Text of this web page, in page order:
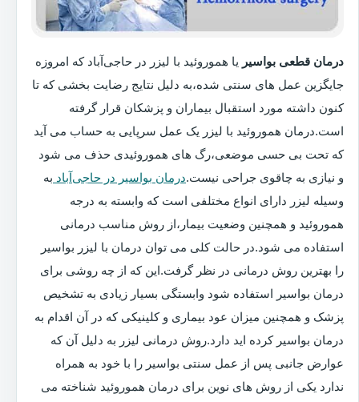
درمان قطعی بواسیر یا هموروئید با لیزر در حاجی‌آباد که امروزه
جایگزین عمل های سنتی شده،به دلیل نتایج رضایت بخشی که تا
کنون داشته مورد استقبال بیماران و پزشکان قرار گرفته
است.درمان هموروئید با لیزر یک عمل سرپایی به حساب می آید
که تحت بی حسی موضعی،رگ های هموروئیدی حذف می شود
و نیازی به چاقوی جراحی نیست.درمان بواسیر در حاجی‌آباد به
وسیله لیزر دارای انواع مختلفی است که وابسته به درجه
هموروئید و همچنین وضعیت بیمار،از روش مناسب درمانی
استفاده می شود.در حالت کلی می توان درمان با لیزر بواسیر
را بهترین روش درمانی در نظر گرفت.این که از چه روشی برای
درمان بواسیر استفاده شود وابستگی بسیار زیادی به تشخیص
پزشک و همچنین میزان عود بیماری و کلینیکی که در آن اقدام به
درمان بواسیر کرده اید دارد.روش درمانی لیزر به دلیل آن که
عوارض جانبی پس از عمل سنتی بواسیر را با خود به همراه
ندارد یکی از روش های نوین برای درمان هموروئید شناخته می